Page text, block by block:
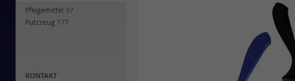
Pflegemittel 97
Putzzeug 177
KONTAKT